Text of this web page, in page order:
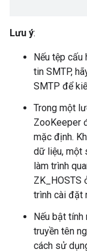
Lưu ý:
Nếu tệp cấu
tin SMTP,
SMTP để
Trong một
ZooKeeper
mặc định.
dữ liệu, một
làm trình
ZK_HOSTS
trình cài đặt
Nếu bật tính
truyền tên
cách sử